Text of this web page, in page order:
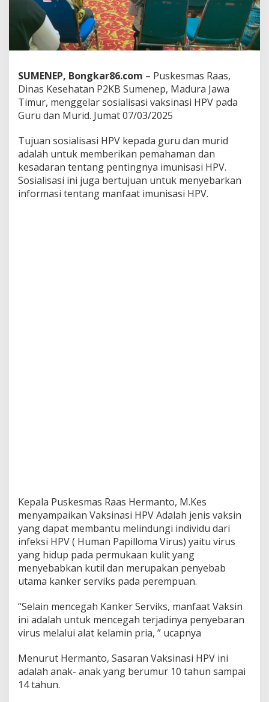
,
P
u
s
k
m
a
s
R
a
s
G
e
l
r
G
u
r
u
d
a
n
M
i
d
SUMENEP, Bongkar86.com – Puskesmas Raas,
Dinas Kesehatan P2KB Sumenep, Madura Jawa
Timur, menggelar sosialisasi vaksinasi HPV pada
Guru dan Murid. Jumat 07/03/2025
Tujuan sosialisasi HPV kepada guru dan murid
adalah untuk memberikan pemahaman dan
kesadaran tentang pentingnya imunisasi HPV.
Sosialisasi ini juga bertujuan untuk menyebarkan
informasi tentang manfaat imunisasi HPV.
Kepala Puskesmas Raas Hermanto, M.Kes
menyampaikan Vaksinasi HPV Adalah jenis vaksin
yang dapat membantu melindungi individu dari
infeksi HPV ( Human Papilloma Virus) yaitu virus
yang hidup pada permukaan kulit yang
menyebabkan kutil dan merupakan penyebab
utama kanker serviks pada perempuan.
“Selain mencegah Kanker Serviks, manfaat Vaksin
ini adalah untuk mencegah terjadinya penyebaran
virus melalui alat kelamin pria, ” ucapnya
Menurut Hermanto, Sasaran Vaksinasi HPV ini
adalah anak- anak yang berumur 10 tahun sampai
14 tahun.